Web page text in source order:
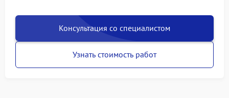
Консультация со специалистом
Узнать стоимость работ